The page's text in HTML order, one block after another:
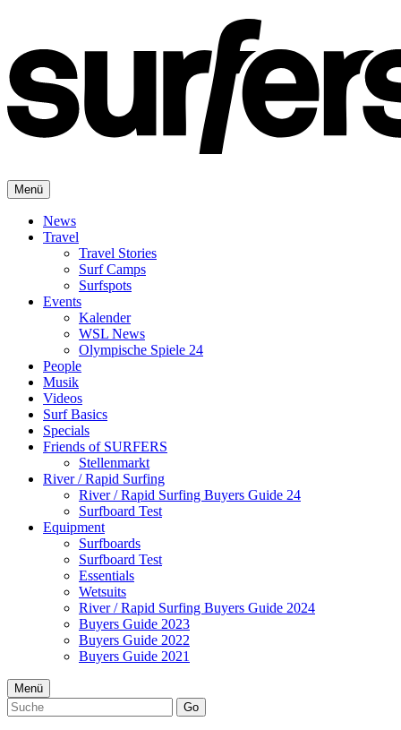
Menü
News
Travel
Travel Stories
Surf Camps
Surfspots
Events
Kalender
WSL News
Olympische Spiele 24
People
Musik
Videos
Surf Basics
Specials
Friends of SURFERS
Stellenmarkt
River / Rapid Surfing
River / Rapid Surfing Buyers Guide 24
Surfboard Test
Equipment
Surfboards
Surfboard Test
Essentials
Wetsuits
River / Rapid Surfing Buyers Guide 2024
Buyers Guide 2023
Buyers Guide 2022
Buyers Guide 2021
Menü
Go